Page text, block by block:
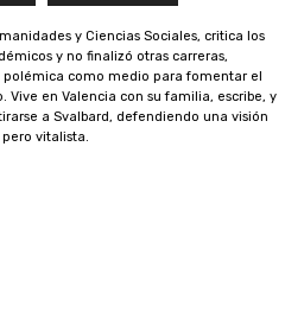
y Ciencias Sociales, critica los
y no finalizó otras carreras,
polémica como medio para fomentar el
Vive en Valencia con su familia, escribe, y
a Svalbard, defendiendo una visión
vitalista.